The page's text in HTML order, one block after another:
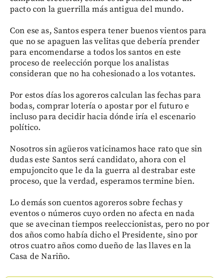
pacto con la guerrilla más antigua del mundo.
Con ese as, Santos espera tener buenos vientos para
que no se apaguen las velitas que debería prender
para encomendarse a todos los santos en este
proceso de reelección porque los analistas
consideran que no ha cohesionado a los votantes.
Por estos días los agoreros calculan las fechas para
bodas, comprar lotería o apostar por el futuro e
incluso para decidir hacia dónde iría el escenario
político.
Nosotros sin agüeros vaticinamos hace rato que sin
dudas este Santos será candidato, ahora con el
empujoncito que le da la guerra al destrabar este
proceso, que la verdad, esperamos termine bien.
Lo demás son cuentos agoreros sobre fechas y
eventos o números cuyo orden no afecta en nada
que se avecinan tiempos reeleccionistas, pero no por
dos años como había dicho el Presidente, sino por
otros cuatro años como dueño de las llaves en la
Casa de Nariño.